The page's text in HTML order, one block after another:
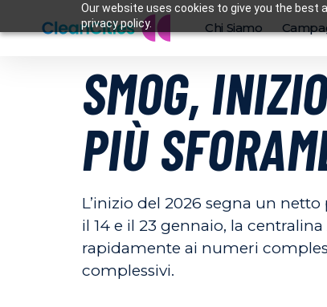
Our website uses cookies to give you the best
privacy policy.
Chi Siamo
SMOG,
PIÙ
L’inizio del 2026 segna un
il 14 e il 23 gennaio, la
rapidamente ai numeri
complessivi.